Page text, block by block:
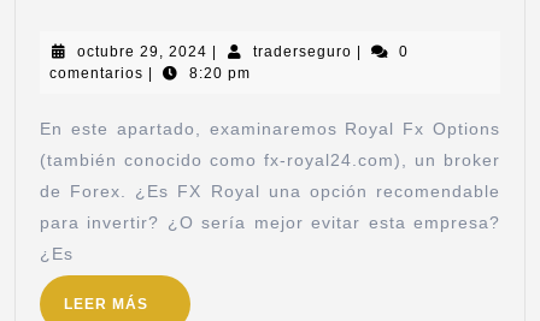
octubre 29, 2024 | traderseguro |
0
comentarios | 8:20 pm
En este apartado, examinaremos Royal Fx Options
(también conocido como fx-royal24.com), un broker
de Forex. ¿Es FX Royal una opción recomendable
para invertir? ¿O sería mejor evitar esta empresa?
¿Es
LEER MÁS